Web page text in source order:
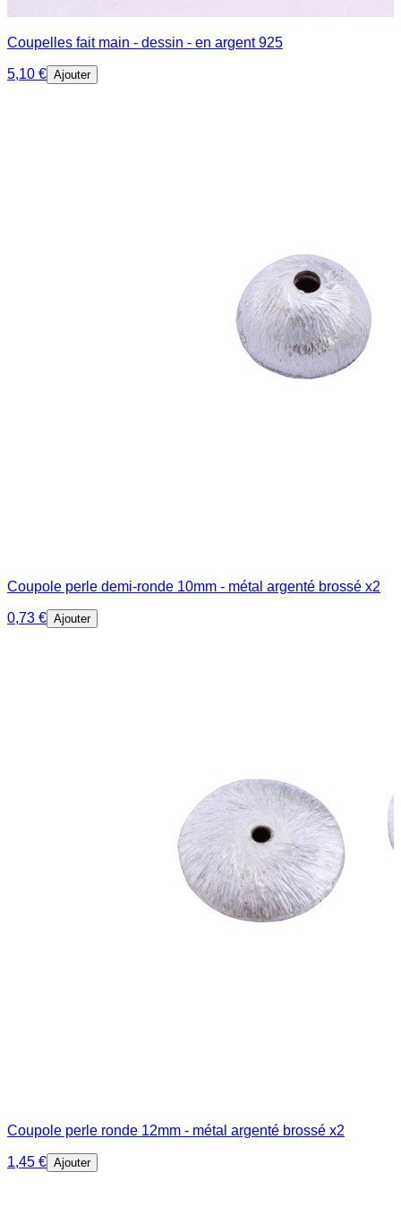
Coupelles fait main - dessin - en argent 925
5,10 € Ajouter
Coupole perle demi-ronde 10mm - métal argenté brossé x2
0,73 € Ajouter
Coupole perle ronde 12mm - métal argenté brossé x2
1,45 € Ajouter